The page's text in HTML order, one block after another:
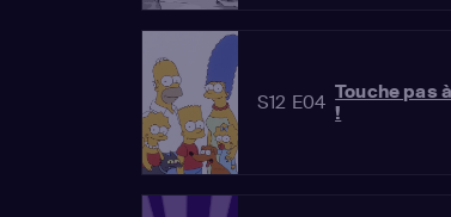
S12 E04 Touche pas
!